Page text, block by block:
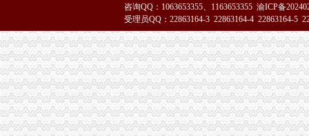
开县局胡亚玲荣获2005年全国“三八红旗手”重庆代办公司称号
石柱局重庆代办公司化措施切实提高食品安全监管效能
市渝中区工商代办局召开2005年市局领导班子述职测评会
市渝中区工商代办局直属机关妇委会组织女职工登山活动
市重庆代办营业执照局四项措施切实维护消费者合法权益
九龙坡局渝中区工商代办五项措施加干部队伍建设
江北局以求真务实的渝中区工商代办态度做好纪检监察工作
经开区、南岸局联合开通“走近企业、走近消费者”渝中区代办公司直通车
云局六措并举落实市渝中区代办营业执照局食品安全监管工作会精
咨询QQ：1063653355、1163653355 渝ICP备
受理员QQ：22863164-3 22863164-4 22863164-5